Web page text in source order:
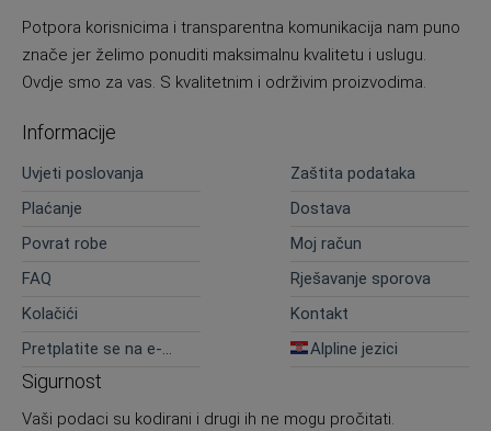
Potpora korisnicima i transparentna komunikacija nam puno
znače jer želimo ponuditi maksimalnu kvalitetu i uslugu.
Ovdje smo za vas. S kvalitetnim i održivim proizvodima.
Informacije
Uvjeti poslovanja
Zaštita podataka
Plaćanje
Dostava
Povrat robe
Moj račun
FAQ
Rješavanje sporova
Kolačići
Kontakt
Pretplatite se na e-
Alpline jezici
Sigurnost
Vaši podaci su kodirani i drugi ih ne mogu pročitati.